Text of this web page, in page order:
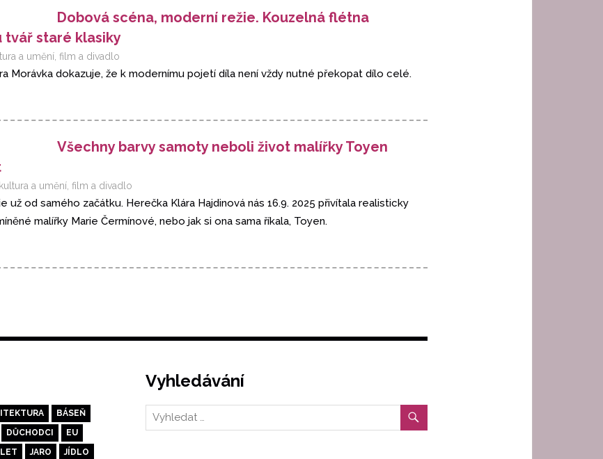
Dobová scéna, moderní režie. Kouzelná flétna
tvář staré klasiky
a umění ,film a divadlo
Morávka dokazuje, že k modernímu pojetí díla není vždy nutné překopat dílo celé.
Všechny barvy samoty neboli život malířky Toyen
kultura a umění ,film a divadlo
už od samého začátku. Herečka Klára Hajdinová nás 16.9. 2025 přivítala realisticky
malířky Marie Čermínové, nebo jak si ona sama říkala, Toyen.
BÁSEŇ
DŮCHODCI EU
JARO JÍDLO
Vyhledávání